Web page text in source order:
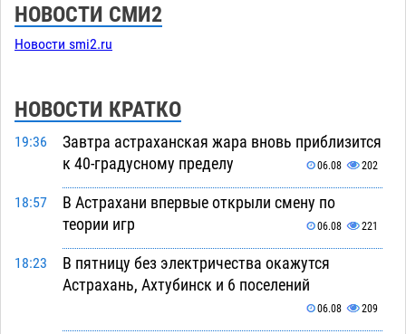
НОВОСТИ СМИ2
Новости smi2.ru
НОВОСТИ КРАТКО
19:36
Завтра астраханская жара вновь приблизится
к 40-градусному пределу
06.08 202
18:57
В Астрахани впервые открыли смену по
теории игр
06.08 221
18:23
В пятницу без электричества окажутся
Астрахань, Ахтубинск и 6 поселений
06.08 209